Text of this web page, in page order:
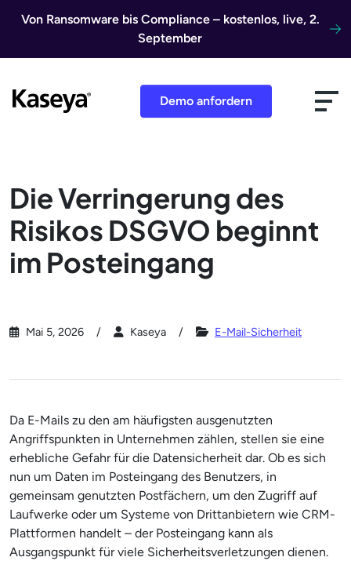
Von Ransomware bis Compliance – kostenlos, live, 2.
September
Demo anfordern
Die Verringerung des
Risikos DSGVO beginnt
im Posteingang
Mai 5, 2026 Kaseya E-Mail-Sicherheit
Da E-Mails zu den am häufigsten ausgenutzten
Angriffspunkten in Unternehmen zählen, stellen sie eine
erhebliche Gefahr für die Datensicherheit dar. Ob es sich
nun um Daten im Posteingang des Benutzers, in
gemeinsam genutzten Postfächern, um den Zugriff auf
Laufwerke oder um Systeme von Drittanbietern wie CRM-
Plattformen handelt – der Posteingang kann als
Ausgangspunkt für viele Sicherheitsverletzungen dienen.